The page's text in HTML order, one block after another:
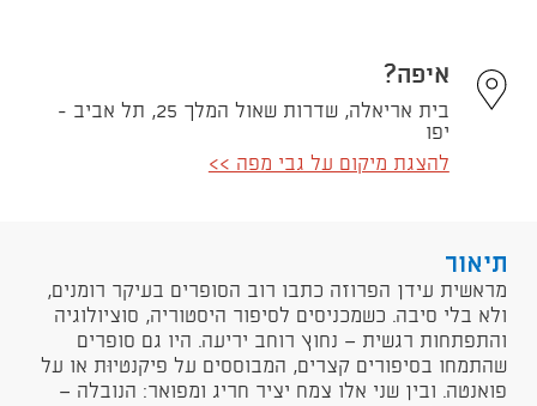
איפה?
בית אריאלה, שדרות שאול המלך 25, תל אביב -
יפו
להצגת מיקום על גבי מפה >>
תיאור
​מראשית עידן הפרוזה כתבו רוב הסופרים בעיקר רומנים,
ולא בלי סיבה. כשמכניסים לסיפור היסטוריה, סוציולוגיה
והתפתחות רגשית — נחוץ רוחב יריעה. היו גם סופרים
שהתמחו בסיפורים קצרים, המבוססים על פיקנטיוּת או על
פואנטה. ובין שני אלו צמח יציר חריג ומפואר: הנובלה —